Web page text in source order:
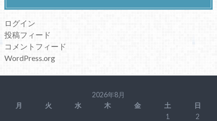
ログイン
投稿フィード
コメントフィード
WordPress.org
2026年8月
月
火 水 木 金 土
日
1
2